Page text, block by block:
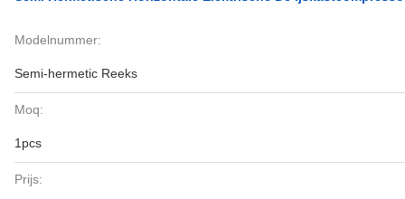
Modelnummer:
Semi-hermetic Reeks
Moq:
1pcs
Prijs: